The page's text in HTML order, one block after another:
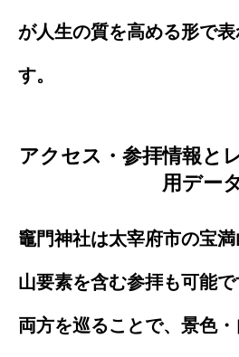
が人生の質を高める形で
す。
アクセス・参拝情報と
用データ
竈門神社は太宰府市の宝
山要素を含む参拝も可能
両方を巡ることで、景色